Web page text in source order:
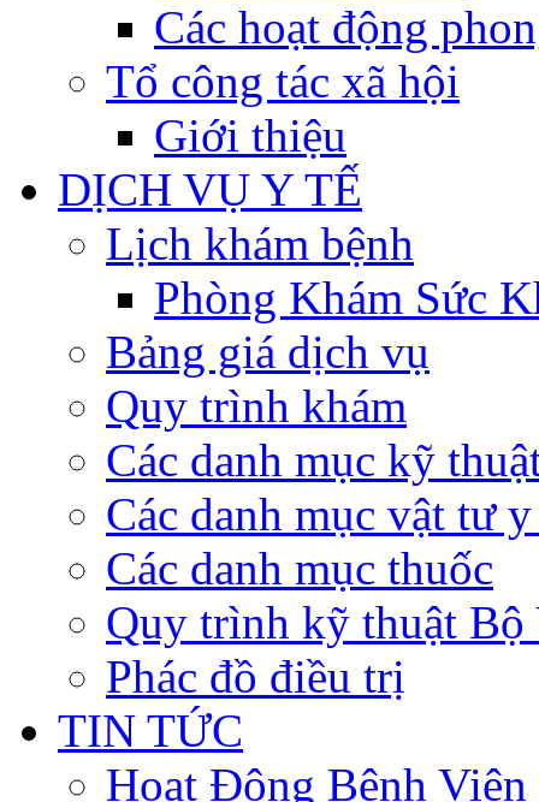
Các hoạt động
Tổ công tác xã hội
Giới thiệu
DỊCH VỤ Y TẾ
Lịch khám bệnh
Phòng Khám Sức
Bảng giá dịch vụ
Quy trình khám
Các danh mục kỹ
Các danh mục vật tư
Các danh mục thuốc
Quy trình kỹ thuật Bộ
Phác đồ điều trị
TIN TỨC
Hoạt Động Bệnh Viện